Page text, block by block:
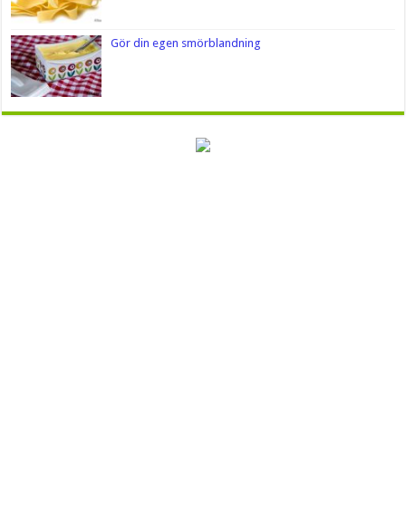
Gör din egen smörblandning